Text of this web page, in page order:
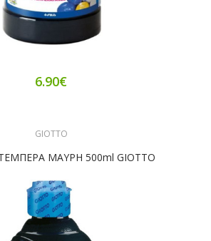
6.90€
GIOTTO
ΜΑΥΡΗ 500ml GIOTTO